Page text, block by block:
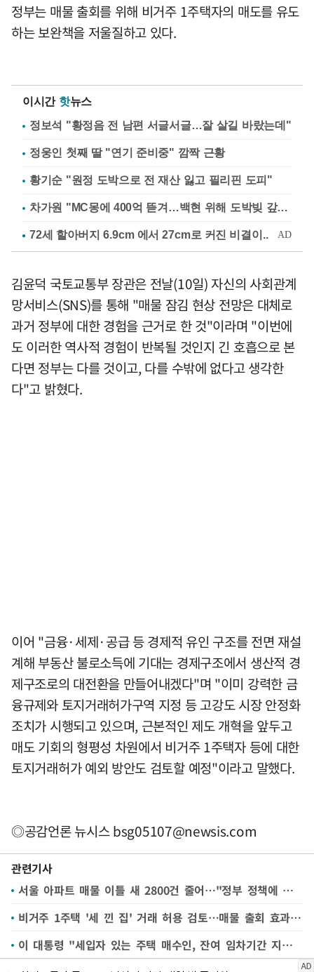
정부는 매물 출회를 위해 비거주 1주택자의 매도를 유도
하는 보완책을 저울질하고 있다.
이시간 핫뉴스
정보석 "황정음 전 남편 서글서글…잘 살길 바랐는데"
정웅인 첫째 딸 "연기 준비중" 깜짝 근황
황기순 "원정 도박으로 전 재산 잃고 필리핀 도피"
차가원 "MC몽에 400억 뜯겨…백현 위해 도박빚 갚아줘"
김윤덕 국토교통부 장관은 전날(10일) 자신의 사회관계
망서비스(SNS)를 통해 "매물 잠김 현상 전망은 대체로
과거 정부에 대한 경험을 근거로 한 것"이라며 "이번에
도 이러한 역사적 경험이 반복될 것인지 긴 호흡으로 본
다면 정부는 다를 것이고, 다를 수밖에 없다고 생각한
다"고 밝혔다.
이어 "금융·세제·공급 등 경제적 유인 구조를 전면 재설
계해 부동산 불로소득에 기대는 경제구조에서 생산적 경
제구조로의 대전환을 만들어내겠다"며 "이미 강력한 금
융규제와 토지거래허가구역 지정 등 고강도 시장 안정화
조치가 시행되고 있으며, 근본적인 제도 개혁을 앞두고
매도 기회의 형평성 차원에서 비거주 1주택자 등에 대한
토지거래허가 예외 방안도 검토할 예정"이라고 말했다.
◎공감언론 뉴시스bsg05107@newsis.com
관련기사
서울 아파트 매물 이틀 새 2800건 줄어…"정부 정책에 다시 늘 수도"
비거주 1주택 '세 낀 집' 거래 허용 검토…매물 출회 효과 주목
이 대통령 "세입자 있는 주택 매수인, 잔여 임차기간 지난후 입주 허용…'사실상 갭투자허용 주장'은 억까"